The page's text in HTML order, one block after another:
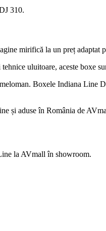
310.
mirifică la un preț adaptat
uluitoare, aceste boxe
Boxele Indiana
și aduse în România de
la AVmall în showroom.